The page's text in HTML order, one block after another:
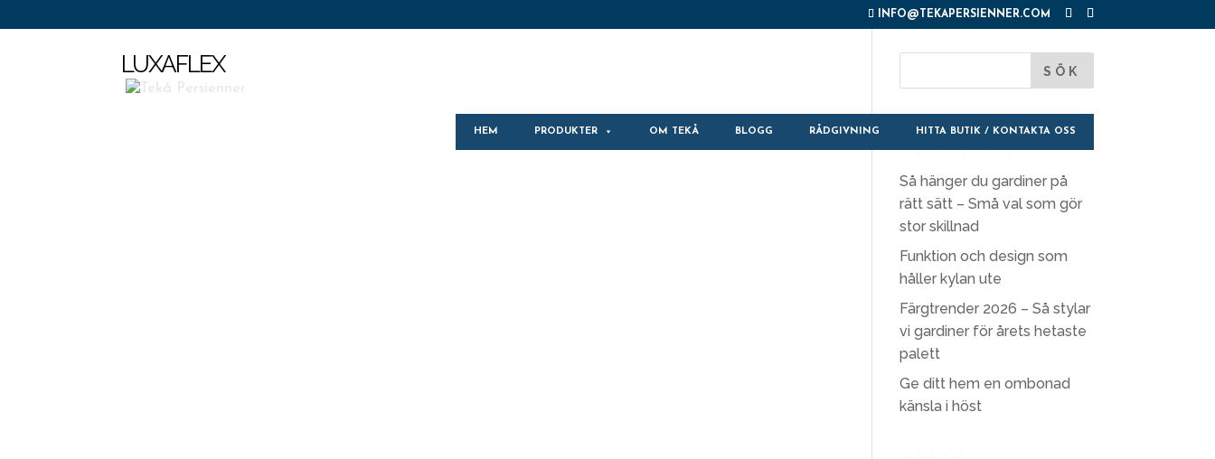
INFO@TEKAPERSIENNER.COM
HEM PRODUKTER OM TEKÅ BLOGG RÅDGIVNING HITTA BUTIK / KONTAKTA OSS
LUXAFLEX
SENASTE
INLÄGGEN
Så hänger du gardiner på
rätt sätt – Små val som gör
stor skillnad
Funktion och design som
håller kylan ute
Färgtrender 2026 – Så stylar
vi gardiner för årets hetaste
palett
Ge ditt hem en ombonad
känsla i höst